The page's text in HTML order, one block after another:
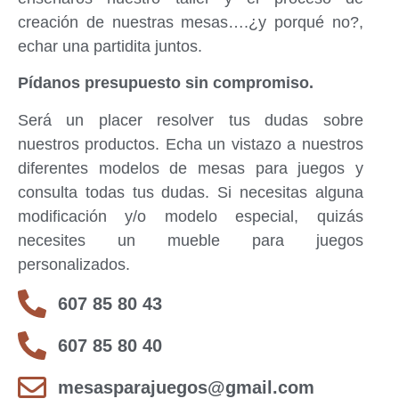
creación de nuestras mesas….¿y porqué no?,
echar una partidita juntos.
Pídanos presupuesto sin compromiso.
Será un placer resolver tus dudas sobre
nuestros productos. Echa un vistazo a nuestros
diferentes modelos de mesas para juegos y
consulta todas tus dudas. Si necesitas alguna
modificación y/o modelo especial, quizás
necesites un mueble para juegos
personalizados.
607 85 80 43
607 85 80 40
mesasparajuegos@gmail.com